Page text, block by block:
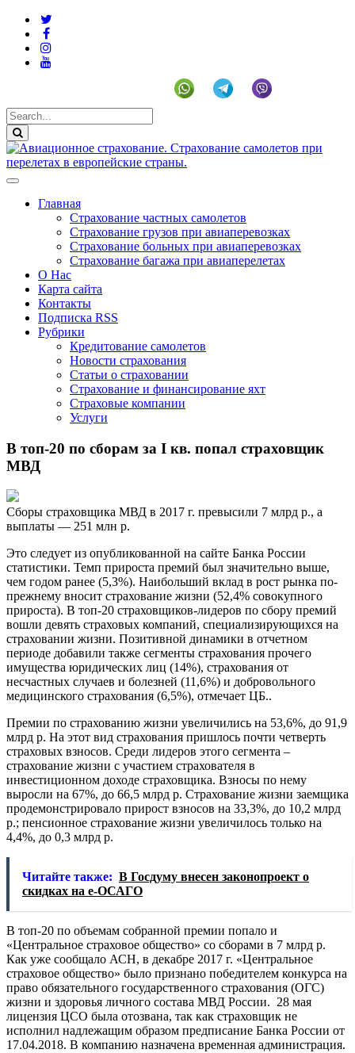
Главная
Страхование частных самолетов
Страхование грузов при авиаперевозках
Страхование больных при авиаперевозках
Страхование багажа при авиаперелетах
О Нас
Карта сайта
Контакты
Подписка RSS
Рубрики
Кредитование самолетов
Новости страхования
Статьи о страховании
Страхование и финансирование яхт
Страховые компании
Услуги
В топ-20 по сборам за I кв. попал страховщик
МВД
Сборы страховщика МВД в 2017 г. превысили 7 млрд р., а
выплаты — 251 млн р.
Это следует из опубликованной на сайте Банка России
статистики. Темп прироста премий был значительно выше,
чем годом ранее (5,3%). Наибольший вклад в рост рынка по-
прежнему вносит страхование жизни (52,4% совокупного
прироста). В топ-20 страховщиков-лидеров по сбору премий
вошли девять страховых компаний, специализирующихся на
страховании жизни. Позитивной динамики в отчетном
периоде добавили также сегменты страхования прочего
имущества юридических лиц (14%), страхования от
несчастных случаев и болезней (11,6%) и добровольного
медицинского страхования (6,5%), отмечает ЦБ..
Премии по страхованию жизни увеличились на 53,6%, до 91,9
млрд р. На этот вид страхования пришлось почти четверть
страховых взносов. Среди лидеров этого сегмента –
страхование жизни с участием страхователя в
инвестиционном доходе страховщика. Взносы по нему
выросли на 67%, до 66,5 млрд р. Страхование жизни заемщика
продемонстрировало прирост взносов на 33,3%, до 10,2 млрд
р.; пенсионное страхование жизни увеличилось только на
4,4%, до 0,3 млрд р.
Читайте также: В Госдуму внесен законопроект о
скидках на е-ОСАГО
В топ-20 по объемам собранной премии попало и
«Центральное страховое общество» со сборами в 7 млрд р.
Как уже сообщало АСН, в декабре 2017 г. «Центральное
страховое общество» было признано победителем конкурса на
право обязательного государственного страхования (ОГС)
жизни и здоровья личного состава МВД России. 28 мая
лицензия ЦСО была отозвана, так как страховщик не
исполнил надлежащим образом предписание Банка России от
17.04.2018. В компанию назначена временная администрация.